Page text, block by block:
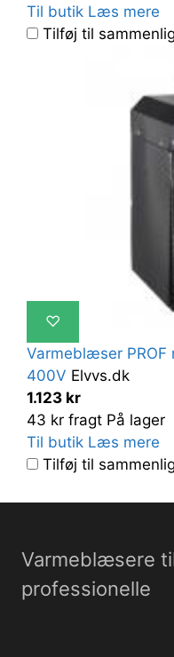
Til butik Læs mere
Tilføj til
♡
Varmeblæser
400V Elvvs.dk
1.123 kr
43 kr fragt På lager
Til butik Læs mere
Tilføj til
Varmeblæsere
professionelle